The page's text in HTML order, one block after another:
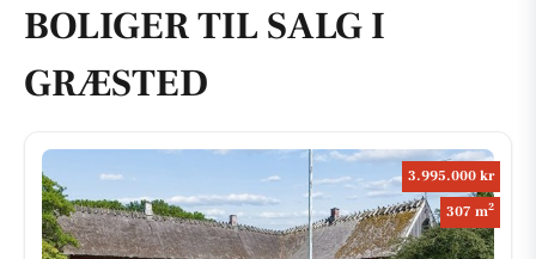
BOLIGER TIL SALG I
GRÆSTED
3.995.000 kr
307 m2